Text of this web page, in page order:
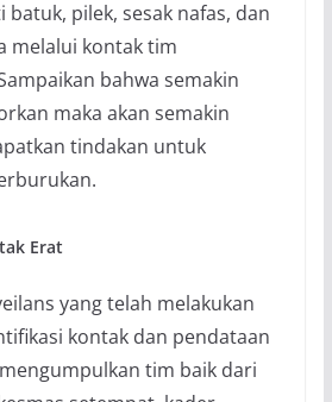
batuk, pilek, sesak nafas, dan
melalui kontak tim
bahwa semakin
maka akan semakin
tindakan untuk
Erat
yang telah melakukan
kontak dan pendataan
tim baik dari